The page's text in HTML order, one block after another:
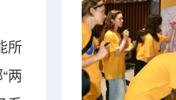
所
两